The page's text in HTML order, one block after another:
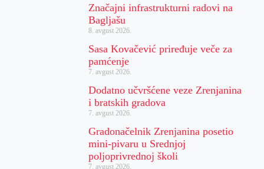
Značajni infrastrukturni radovi na
Bagljašu
8. avgust 2026.
Sasa Kovačević priređuje veče za
pamćenje
7. avgust 2026.
Dodatno učvršćene veze Zrenjanina
i bratskih gradova
7. avgust 2026.
Gradonačelnik Zrenjanina posetio
mini-pivaru u Srednjoj
poljoprivrednoj školi
7. avgust 2026.